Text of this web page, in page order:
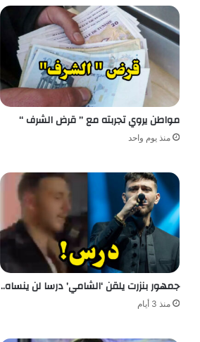
مواطن يروي تجربته مع ” قرض الشرف “
منذ يوم واحد
جمهور بنزرت يلقن ‘الشامي’ درسا لن ينساه..
منذ 3 أيام